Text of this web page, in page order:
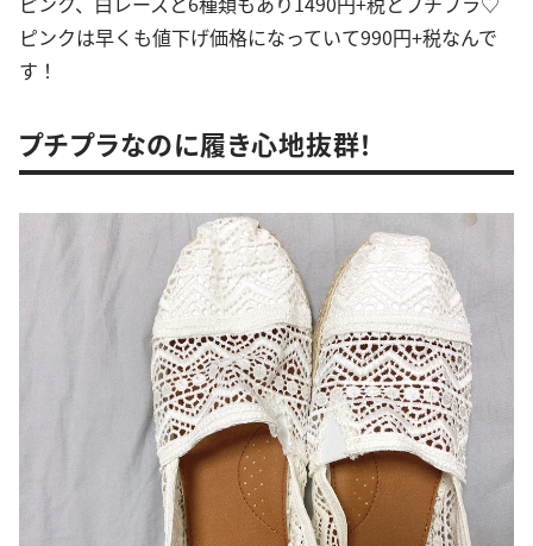
ピンクは早くも値下げ価格になっていて990円+税なんで
す！
プチプラなのに履き心地抜群！